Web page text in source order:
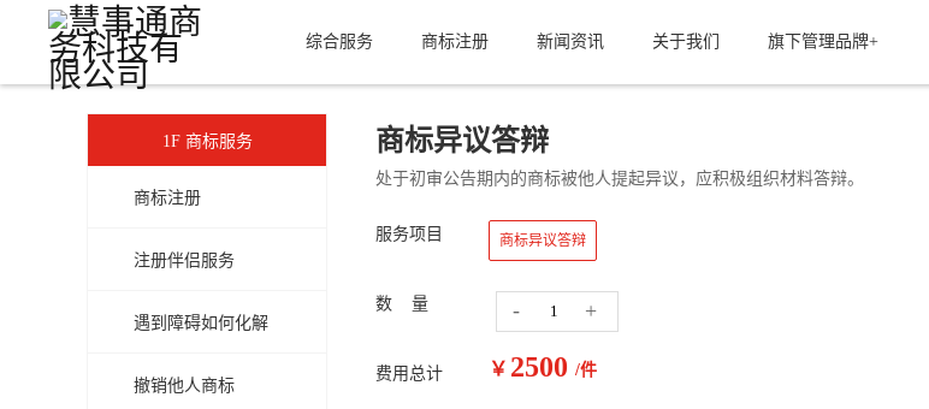
综合服务 商标注册 新闻资讯 关于我们 旗下管理品牌+
1F 商标服务
商标注册
注册伴侣服务
遇到障碍如何化解
撤销他人商标
商标异议答辩
处于初审公告期内的商标被他人提起异议，应积极组织材料答辩。
服务项目 商标异议答辩
数 量 - +
费用总计 ￥ 2500 /件